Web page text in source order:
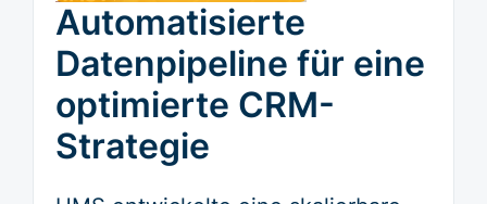
Automatisierte
Datenpipeline für eine
optimierte CRM-
Strategie